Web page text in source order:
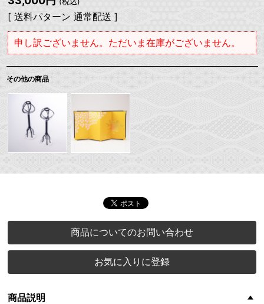
[ 送料パターン 通常配送 ]
申し訳ございません。ただいま在庫がございません。
その他の商品
商品についてのお問い合わせ
お気に入りに登録
商品説明